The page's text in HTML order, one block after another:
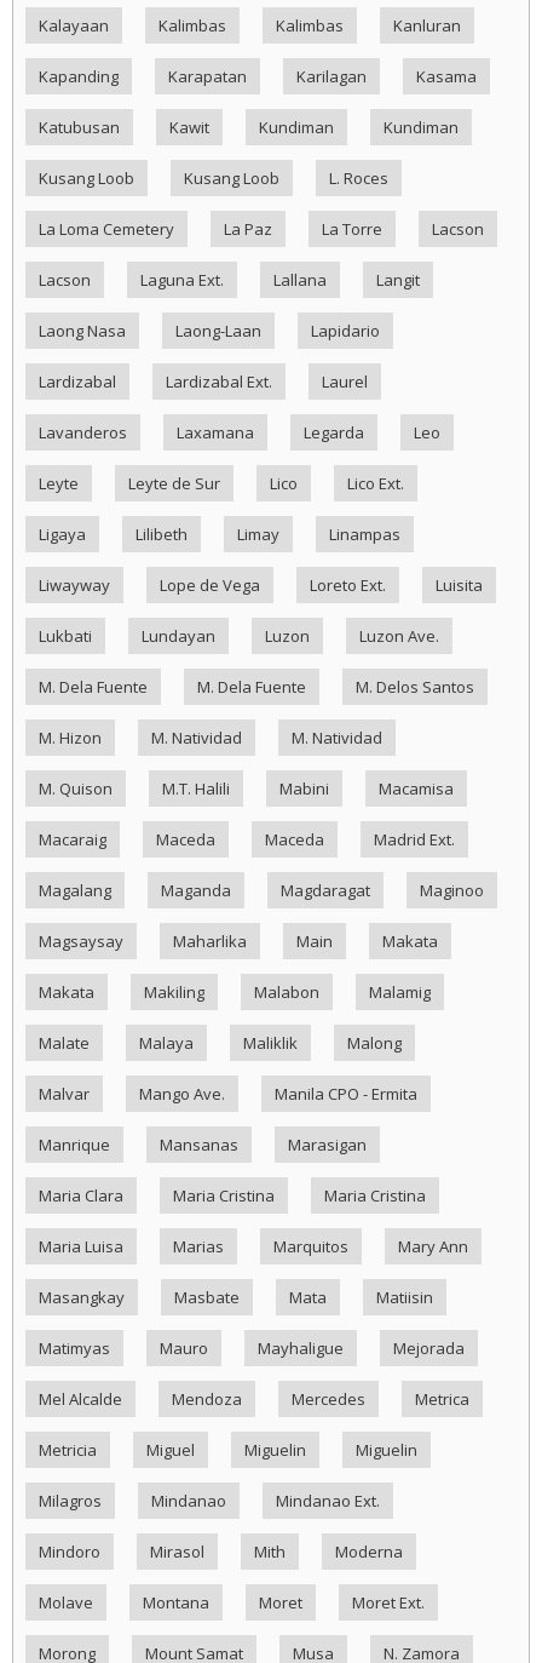
Kalayaan Kalimbas Kalimbas Kanluran
Kapanding Karapatan Karilagan Kasama
Katubusan Kawit Kundiman Kundiman
Kusang Loob Kusang Loob L. Roces
La Loma Cemetery La Paz La Torre Lacson
Lacson Laguna Ext. Lallana Langit
Laong Nasa Laong-Laan Lapidario
Lardizabal Lardizabal Ext. Laurel
Lavanderos Laxamana Legarda Leo
Leyte Leyte de Sur Lico Lico Ext.
Ligaya Lilibeth Limay Linampas
Liwayway Lope de Vega Loreto Ext. Luisita
Lukbati Lundayan Luzon Luzon Ave.
M. Dela Fuente M. Dela Fuente M. Delos Santos
M. Hizon M. Natividad M. Natividad
M. Quison M.T. Halili Mabini Macamisa
Macaraig Maceda Maceda Madrid Ext.
Magalang Maganda Magdaragat Maginoo
Magsaysay Maharlika Main Makata
Makata Makiling Malabon Malamig
Malate Malaya Maliklik Malong
Malvar Mango Ave. Manila CPO - Ermita
Manrique Mansanas Marasigan
Maria Clara Maria Cristina Maria Cristina
Maria Luisa Marias Marquitos Mary Ann
Masangkay Masbate Mata Matiisin
Matimyas Mauro Mayhaligue Mejorada
Mel Alcalde Mendoza Mercedes Metrica
Metricia Miguel Miguelin Miguelin
Milagros Mindanao Mindanao Ext.
Mindoro Mirasol Mith Moderna
Molave Montana Moret Moret Ext.
Morong Mount Samat Musa N. Zamora